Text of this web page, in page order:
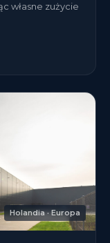
własne zużycie
Holandia · Europa